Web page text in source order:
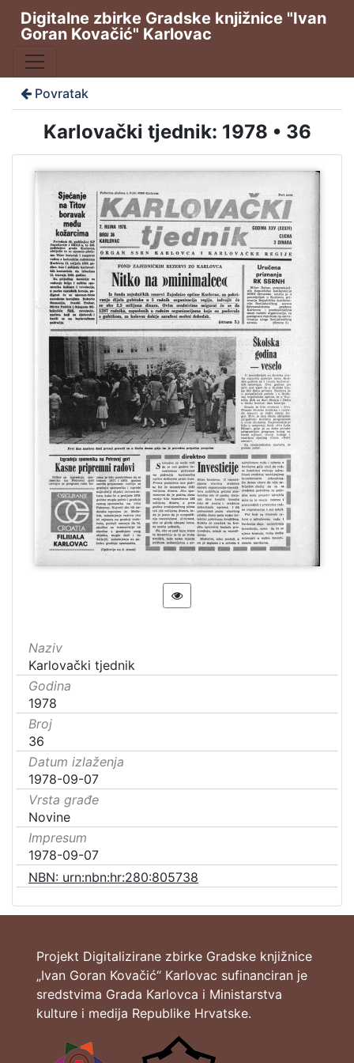
Digitalne zbirke Gradske knjižnice "Ivan
Goran Kovačić" Karlovac
Povratak
Karlovački tjednik: 1978 • 36
Naziv
Karlovački tjednik
Godina
1978
Broj
36
Datum izlaženja
1978-09-07
Vrsta građe
Novine
Impresum
1978-09-07
NBN: urn:nbn:hr:280:805738
Projekt Digitalizirane zbirke Gradske knjižnice
„Ivan Goran Kovačić“ Karlovac sufinanciran je
sredstvima Grada Karlovca i Ministarstva
kulture i medija Republike Hrvatske.